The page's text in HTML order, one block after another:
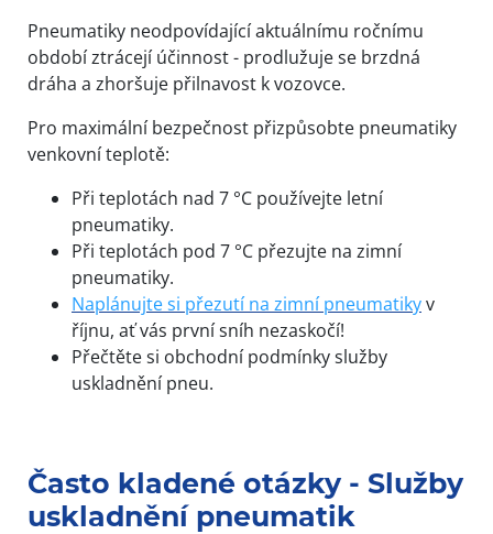
Pneumatiky neodpovídající aktuálnímu ročnímu
období ztrácejí účinnost - prodlužuje se brzdná
dráha a zhoršuje přilnavost k vozovce.
Pro maximální bezpečnost přizpůsobte pneumatiky
venkovní teplotě:
Při teplotách nad 7 °C používejte letní
pneumatiky.
Při teplotách pod 7 °C přezujte na zimní
pneumatiky.
Naplánujte si přezutí na zimní pneumatikyv
říjnu, ať vás první sníh nezaskočí!
Přečtěte si obchodní podmínky služby
uskladnění pneu.
Často kladené otázky - Služby
uskladnění pneumatik